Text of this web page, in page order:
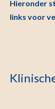
Hieronder
links voor